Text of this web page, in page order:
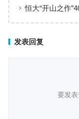
恒大“开山之作
发表回复
要发